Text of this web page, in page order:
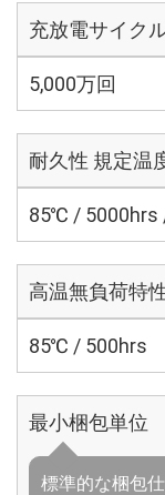
充放電サイク
5,000万回
耐久性 規定温
85℃ / 5000hrs
高温無負荷特
85℃ / 500hrs
最小梱包単位
標準的な梱包